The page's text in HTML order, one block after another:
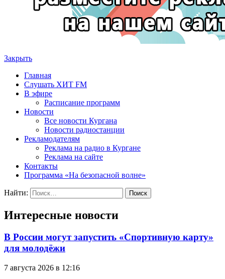
Закрыть
Главная
Слушать ХИТ FM
В эфире
Расписание программ
Новости
Все новости Кургана
Новости радиостанции
Рекламодателям
Реклама на радио в Кургане
Реклама на сайте
Контакты
Программа «На безопасной волне»
Найти:
Интересные новости
В России могут запустить «Спортивную карту»
для молодёжи
7 августа 2026 в 12:16